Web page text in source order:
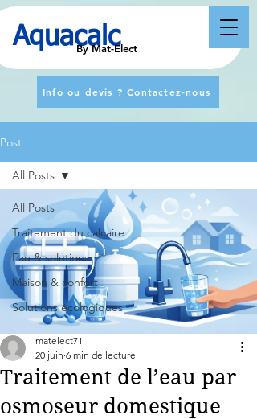
Info ou devis ? Contactez-nous
Aquacalc
By Mat-Elect
Post
All Posts
Traitement du calcaire
Eau & solutions
Maison & confort
Solutions écologiques
All Posts
Traitement de l’eau par
osmoseur domestique
matelect71
20 juin 6 min de lecture